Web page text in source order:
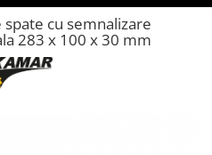
cu semnalizare
283 x 100 x 30 mm